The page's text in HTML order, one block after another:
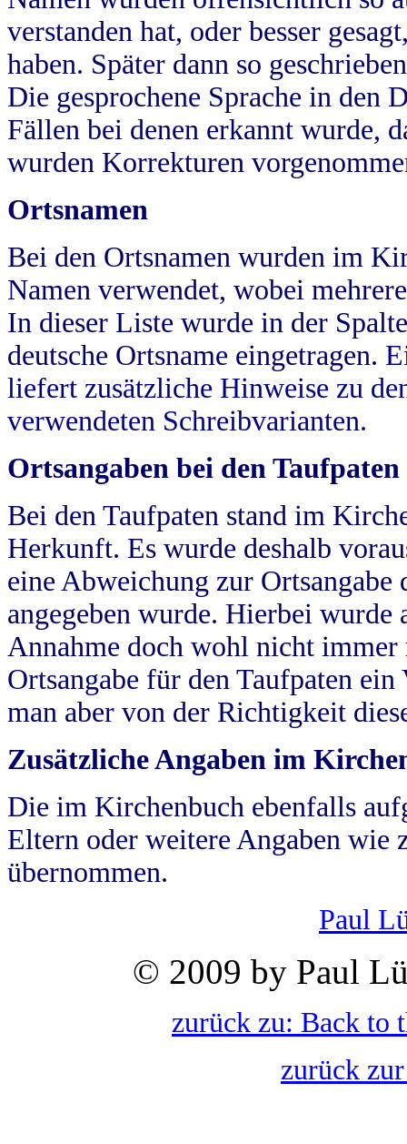
verstanden hat, oder besser
haben. Später dann so
Die gesprochene Sprache in
Fällen bei denen erkannt wurde,
wurden Korrekturen
Ortsnamen
Bei den Ortsnamen wurden im
Namen verwendet, wobei
In dieser Liste wurde in der
deutsche Ortsname eingetragen.
liefert zusätzliche Hinweise zu
verwendeten Schreibvarianten.
Ortsangaben bei den Taufpaten
Bei den Taufpaten stand im
Herkunft. Es wurde deshalb
eine Abweichung zur
angegeben wurde. Hierbei wurde
Annahme doch wohl nicht
Ortsangabe für den Taufpaten
man aber von der Richtigkeit
Zusätzliche Angaben im
Die im Kirchenbuch ebenfalls
Eltern oder weitere Angaben wie
übernommen.
Paul
© 2009 by Paul
zurück zu: Back to
zurück